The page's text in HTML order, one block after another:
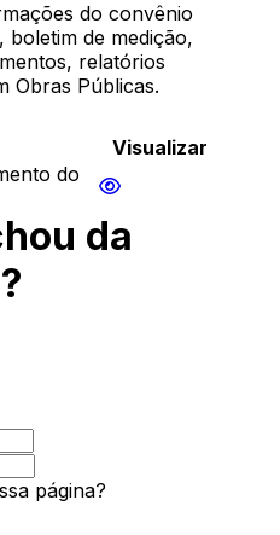
do convênio
de medição,
relatórios
Obras Públicas.
Visualizar
do
da
página?